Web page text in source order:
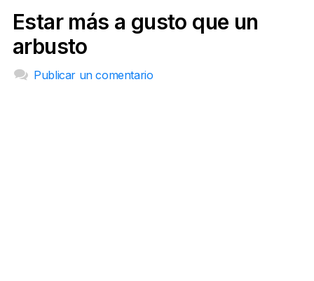
Estar más a gusto que un
arbusto
Publicar un comentario